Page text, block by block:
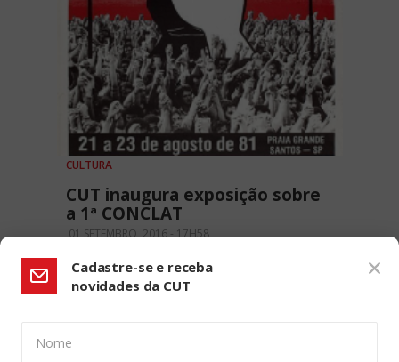
CULTURA
CUT inaugura exposição sobre
a 1ª CONCLAT
01 SETEMBRO, 2016 - 17H58
Cadastre-se e receba
novidades da CUT
Nome